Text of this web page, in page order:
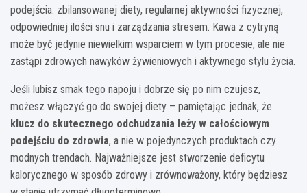
podejścia: zbilansowanej diety, regularnej aktywności fizycznej,
odpowiedniej ilości snu i zarządzania stresem. Kawa z cytryną
może być jedynie niewielkim wsparciem w tym procesie, ale nie
zastąpi zdrowych nawyków żywieniowych i aktywnego stylu życia.
Jeśli lubisz smak tego napoju i dobrze się po nim czujesz,
możesz włączyć go do swojej diety – pamiętając jednak, że
klucz do skutecznego odchudzania leży w całościowym
podejściu do zdrowia, a nie w pojedynczych produktach czy
modnych trendach. Najważniejsze jest stworzenie deficytu
kalorycznego w sposób zdrowy i zrównoważony, który będziesz